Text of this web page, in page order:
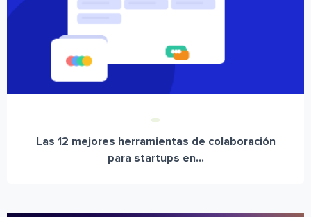
Las 12 mejores herramientas de colaboración
para startups en...